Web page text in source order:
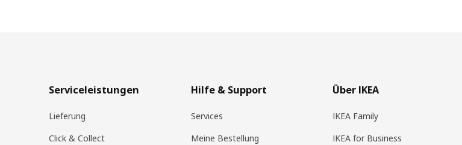
Serviceleistungen
Lieferung
Click & Collect
Hilfe & Support
Services
Meine Bestellung
Über IKEA
IKEA Family
IKEA for Business